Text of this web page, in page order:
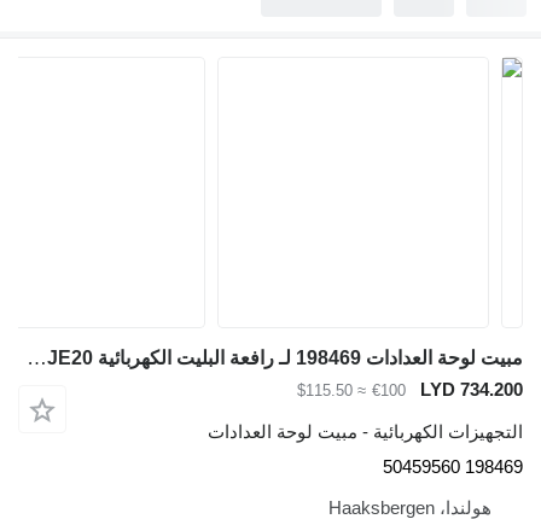
مبيت لوحة العدادات 198469 لـ رافعة البليت الكهربائية Jungheinrich EJE20
LYD 734.200
€100
≈ $115.50
التجهيزات الكهربائية - مبيت لوحة العدادات
198469 50459560
هولندا، Haaksbergen